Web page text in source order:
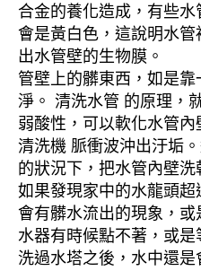
合金的養化造成，有些
會是黃白色，這說明水
出水管壁的生物膜。
管壁上的髒東西，如是
淨。 清洗水管 的原理，
弱酸性，可以軟化水管
清洗機 脈衝波沖出汙垢
的狀況下，把水管內壁洗
如果發現家中的水龍頭超
會有髒水流出的現象，
水器有時候點不著，或
洗過水塔之後，水中還